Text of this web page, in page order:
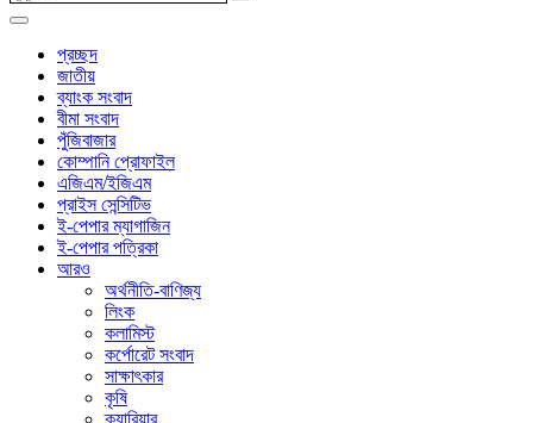
প্রচ্ছদ
জাতীয়
ব্যাংক সংবাদ
বীমা সংবাদ
পুঁজিবাজার
কোম্পানি প্রোফাইল
এজিএম/ইজিএম
প্রাইস সেন্সিটিভ
ই-পেপার ম্যাগাজিন
ই-পেপার পত্রিকা
আরও
অর্থনীতি-বাণিজ্য
লিংক
কলামিস্ট
কর্পোরেট সংবাদ
সাক্ষাৎকার
কৃষি
ক্যারিয়ার